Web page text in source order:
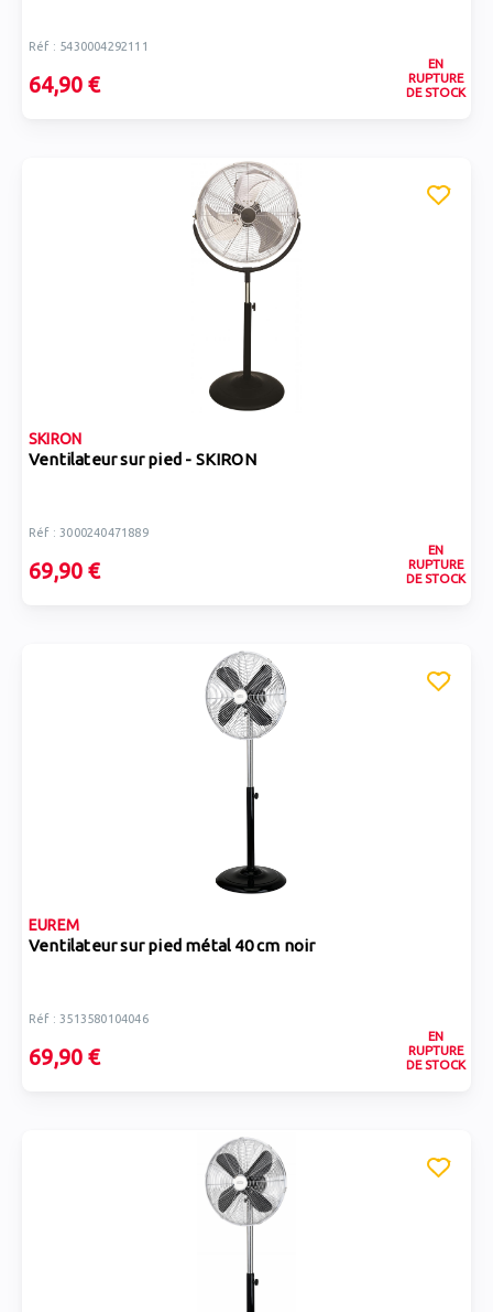
Réf : 5430004292111
64,90 €
EN
RUPTURE
DE STOCK
SKIRON
Ventilateur sur pied - SKIRON
Réf : 3000240471889
69,90 €
EN
RUPTURE
DE STOCK
EUREM
Ventilateur sur pied métal 40 cm noir
Réf : 3513580104046
69,90 €
EN
RUPTURE
DE STOCK